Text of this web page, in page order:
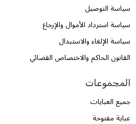
سياسة التوصيل
سياسة استرداد الأموال والإرجاع
سياسة الإلغاء والاستبدال
القانون الحاكم والاختصاص القضائي
المجموعات
جميع العبايات
عباية مفتوحة